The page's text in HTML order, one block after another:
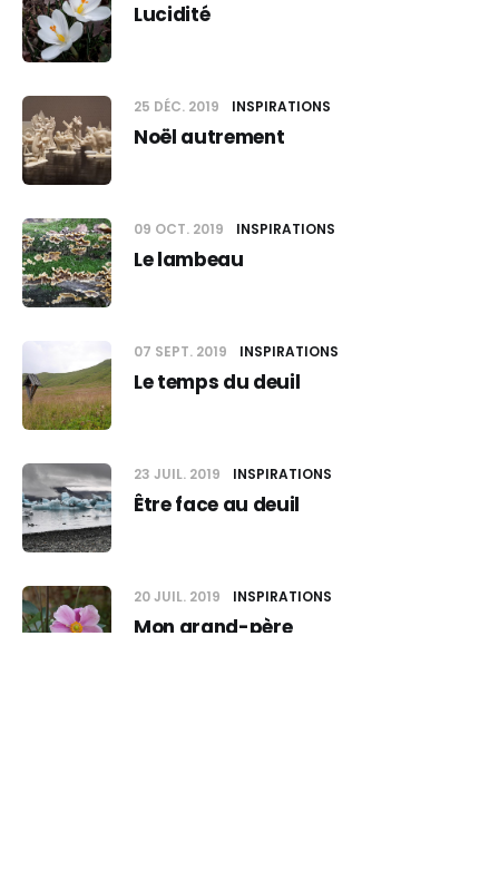
Lucidité
25 DÉC. 2019 INSPIRATIONS
Noël autrement
09 OCT. 2019 INSPIRATIONS
Le lambeau
07 SEPT. 2019 INSPIRATIONS
Le temps du deuil
23 JUIL. 2019 INSPIRATIONS
Être face au deuil
20 JUIL. 2019 INSPIRATIONS
Mon grand-père